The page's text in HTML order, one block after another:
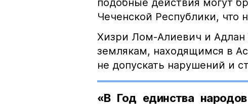
подобные действия могут
Чеченской Республики, что
Хизри Лом-Алиевич и Адлан
землякам, находящимся в
не допускать нарушений и
«В Год единства